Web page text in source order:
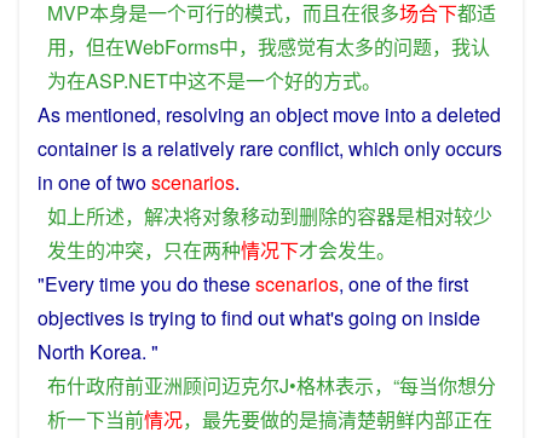
MVP本身是一个可行的模式， 而且在很多场合下都适
用， 但在WebForms中， 我感觉有太多的问题， 我认
为在ASP.NET中这不是一个好的方式。
As mentioned, resolving an object move intoadeleted
container isa relatively rareconflict, which onlyoccurs
in one oftwoscenarios.
如上所述， 解决将对象移动到删除的容器是相对较少
发生的冲突， 只在两种情况下才会发生。
"Everytimeyou dothesescenarios, one ofthefirst
objectives istrying tofind outwhat'sgoing on inside
North Korea. "
布什政府前亚洲顾问迈克尔J•格林表示，“每当你想分
析一下当前情况， 最先要做的是搞清楚朝鲜内部正在